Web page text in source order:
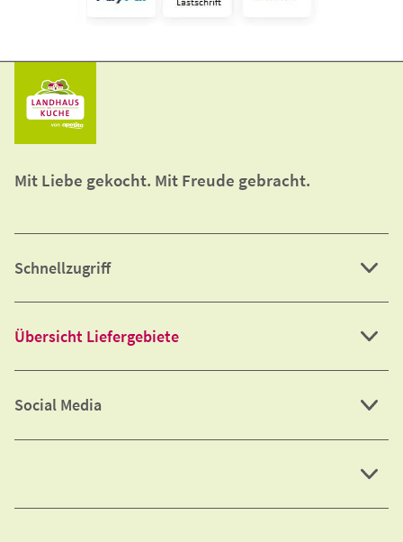
Mit Liebe gekocht. Mit Freude gebracht.
Schnellzugriff
Übersicht Liefergebiete
Social Media